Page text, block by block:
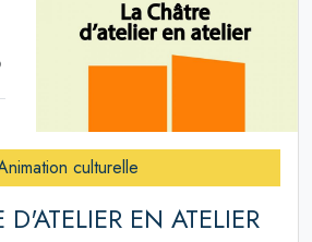
culturelle
D'ATELIER EN ATELIER